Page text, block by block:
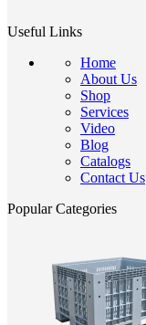
Useful Links
Home
About Us
Shop
Services
Video
Blog
Catalogs
Contact Us
Popular Categories